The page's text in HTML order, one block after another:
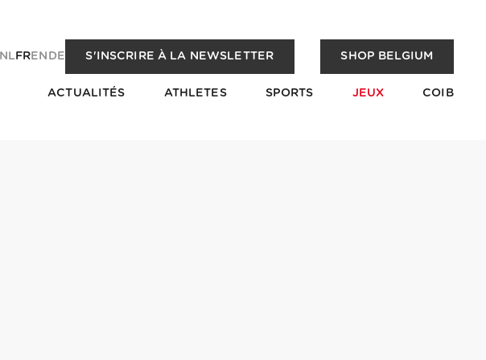
NLFREN DE S'INSCRIRE À LA NEWSLETTER SHOP BELGIUM
ACTUALITÉS ATHLETES SPORTS JEUX COIB